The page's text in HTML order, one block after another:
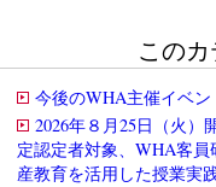
この
今後のWHA主催イベン
2026年８月25日（火
定認定者対象、WHA客
産教育を活用した授業実